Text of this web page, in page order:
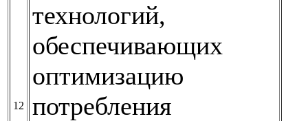
12
технологий,
обеспечивающих
оптимизацию
потребления